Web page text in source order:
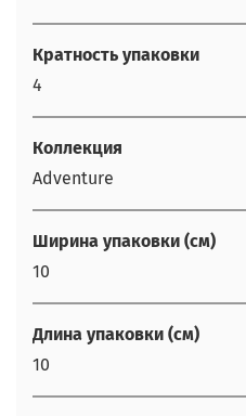
Кратность упаковки
4
Коллекция
Adventure
Ширина упаковки (см)
10
Длина упаковки (см)
10